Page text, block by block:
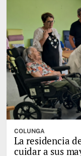
COLUNGA
La residencia
cuidar a sus